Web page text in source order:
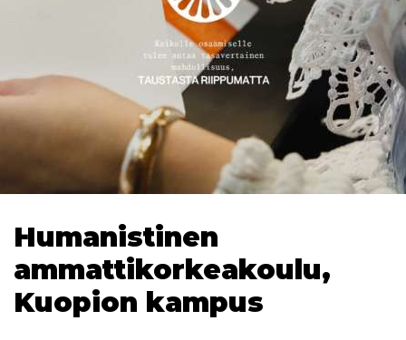
Humanistinen
ammattikorkeakoulu,
Kuopion kampus